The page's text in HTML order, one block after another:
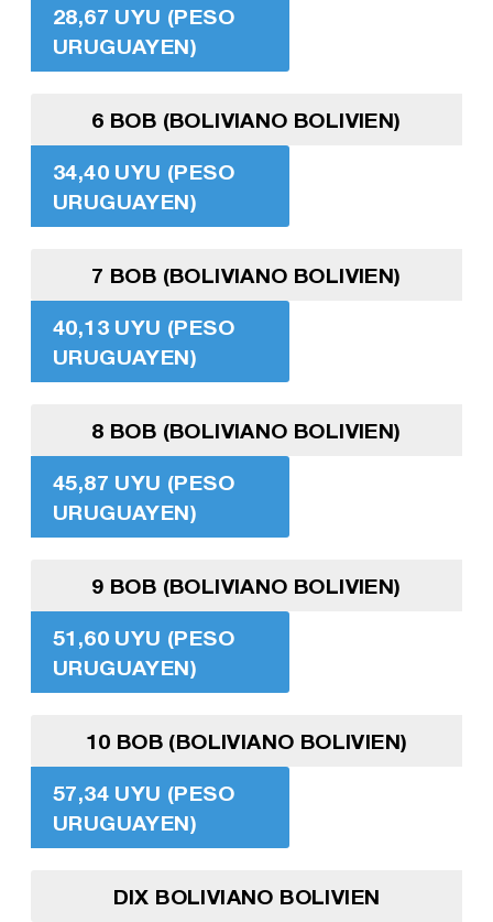
28,67 UYU (PESO
URUGUAYEN)
6 BOB (BOLIVIANO BOLIVIEN)
34,40 UYU (PESO
URUGUAYEN)
7 BOB (BOLIVIANO BOLIVIEN)
40,13 UYU (PESO
URUGUAYEN)
8 BOB (BOLIVIANO BOLIVIEN)
45,87 UYU (PESO
URUGUAYEN)
9 BOB (BOLIVIANO BOLIVIEN)
51,60 UYU (PESO
URUGUAYEN)
10 BOB (BOLIVIANO BOLIVIEN)
57,34 UYU (PESO
URUGUAYEN)
DIX BOLIVIANO BOLIVIEN